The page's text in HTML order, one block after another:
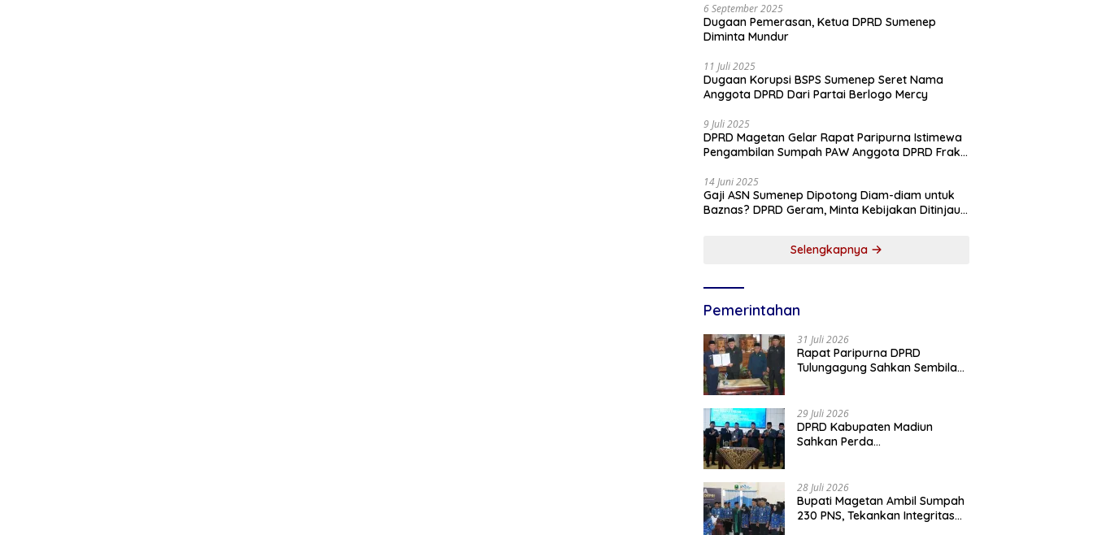
6 September 2025
Dugaan Pemerasan, Ketua DPRD Sumenep
Diminta Mundur
11 Juli 2025
Dugaan Korupsi BSPS Sumenep Seret Nama
Anggota DPRD Dari Partai Berlogo Mercy
9 Juli 2025
DPRD Magetan Gelar Rapat Paripurna Istimewa
Pengambilan Sumpah PAW Anggota DPRD Fraksi
14 Juni 2025
Gaji ASN Sumenep Dipotong Diam-diam untuk
Baznas? DPRD Geram, Minta Kebijakan Ditinjau
Selengkapnya
Pemerintahan
31 Juli 2026
Rapat Paripurna DPRD
Tulungagung Sahkan Sembilan
29 Juli 2026
DPRD Kabupaten Madiun
Sahkan Perda
Agenda Prioritas
28 Juli 2026
Bupati Magetan Ambil Sumpah
230 PNS, Tekankan Integritas